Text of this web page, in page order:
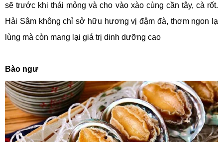
sẽ trước khi thái mỏng và cho vào xào cùng cần tây, cà rốt.
Hải Sâm không chỉ sở hữu hương vị đậm đà, thơm ngon lạ
lùng mà còn mang lại giá trị dinh dưỡng cao
Bào ngư